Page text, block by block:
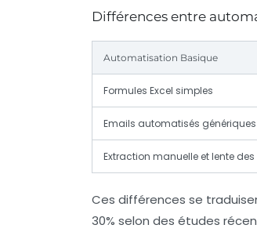
Différences entre
Automatisation Basique
Formules Excel simples
Emails automatisés génériques
Extraction manuelle et lente
Ces différences se
30% selon des études